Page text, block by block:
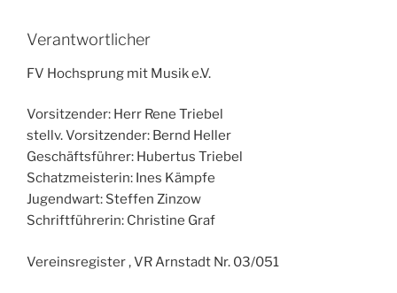
Verantwortlicher
FV Hochsprung mit Musik e.V.
Vorsitzender: Herr Rene Triebel
stellv. Vorsitzender: Bernd Heller
Geschäftsführer: Hubertus Triebel
Schatzmeisterin: Ines Kämpfe
Jugendwart: Steffen Zinzow
Schriftführerin: Christine Graf
Vereinsregister , VR Arnstadt Nr. 03/051